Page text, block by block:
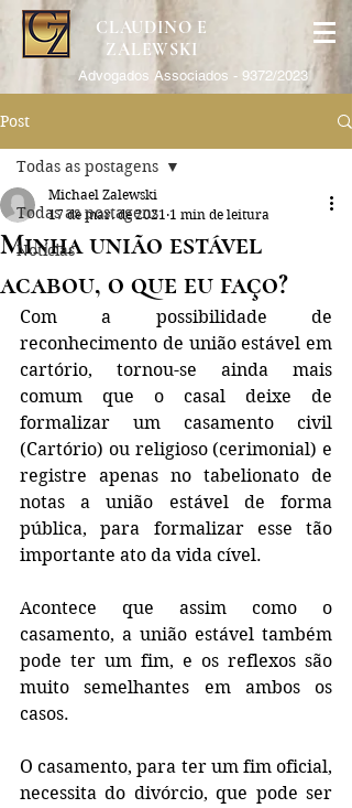
CLAUDINO E
ZALEWSKI
Advogados Associados - 9372/2023
Post
Todas as postagens
Notícias
Todas as postagens
Minha união estável
acabou, o que eu faço?
Michael Zalewski
17 de mar. de 2021 1 min de leitura
Com a possibilidade de
reconhecimento de união estável em
cartório, tornou-se ainda mais
comum que o casal deixe de
formalizar um casamento civil
(Cartório) ou religioso (cerimonial) e
registre apenas no tabelionato de
notas a união estável de forma
pública, para formalizar esse tão
importante ato da vida cível.
Acontece que assim como o
casamento, a união estável também
pode ter um fim, e os reflexos são
muito semelhantes em ambos os
casos.
O casamento, para ter um fim oficial,
necessita do divórcio, que pode ser